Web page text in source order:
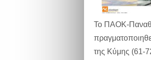
To ΠΑΟΚ-
της Κύμης (61-